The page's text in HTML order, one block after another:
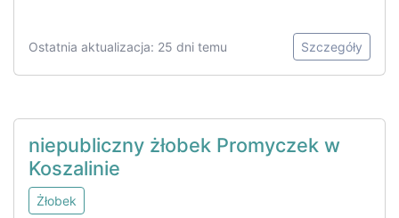
Ostatnia aktualizacja: 25 dni temu Szczegóły
niepubliczny żłobek Promyczek w
Koszalinie
Żłobek